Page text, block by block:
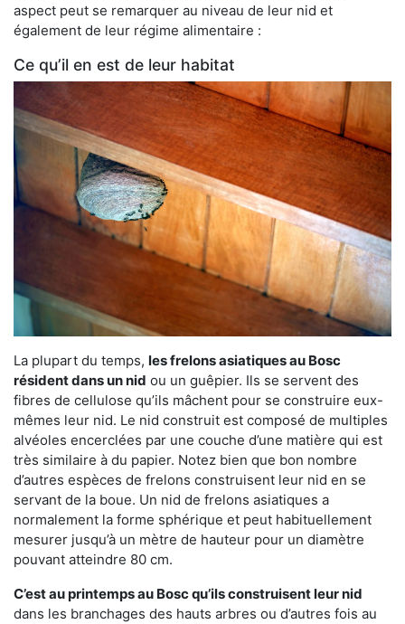
aspect peut se remarquer au niveau de leur nid et
également de leur régime alimentaire :
Ce qu’il en est de leur habitat
La plupart du temps, les frelons asiatiques au Bosc
résident dans un nid ou un guêpier. Ils se servent des
fibres de cellulose qu’ils mâchent pour se construire eux-
mêmes leur nid. Le nid construit est composé de multiples
alvéoles encerclées par une couche d’une matière qui est
très similaire à du papier. Notez bien que bon nombre
d’autres espèces de frelons construisent leur nid en se
servant de la boue. Un nid de frelons asiatiques a
normalement la forme sphérique et peut habituellement
mesurer jusqu’à un mètre de hauteur pour un diamètre
pouvant atteindre 80 cm.
C’est au printemps au Bosc qu’ils construisent leur nid
dans les branchages des hauts arbres ou d’autres fois au